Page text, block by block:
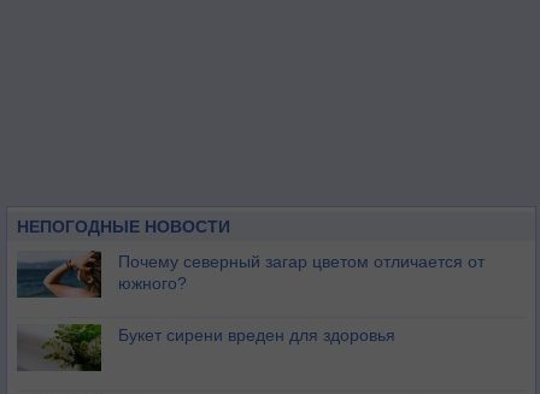
НЕПОГОДНЫЕ НОВОСТИ
Почему северный загар цветом отличается от
южного?
Букет сирени вреден для здоровья